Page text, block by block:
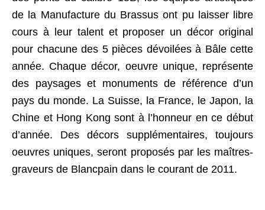
de la Manufacture du Brassus ont pu laisser libre
cours à leur talent et proposer un décor original
pour chacune des 5 pièces dévoilées à Bâle cette
année. Chaque décor, oeuvre unique, représente
des paysages et monuments de référence d’un
pays du monde. La Suisse, la France, le Japon, la
Chine et Hong Kong sont à l’honneur en ce début
d’année. Des décors supplémentaires, toujours
oeuvres uniques, seront proposés par les maîtres-
graveurs de Blancpain dans le courant de 2011.